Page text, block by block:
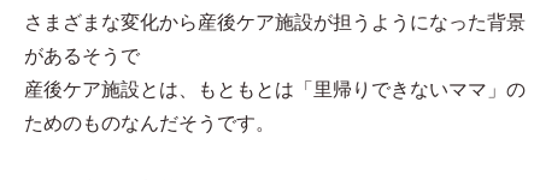
さまざまな変化から産後ケア施設が担うようになった背景
があるそうで
産後ケア施設とは、もともとは「里帰りできないママ」の
ためのものなんだそうです。